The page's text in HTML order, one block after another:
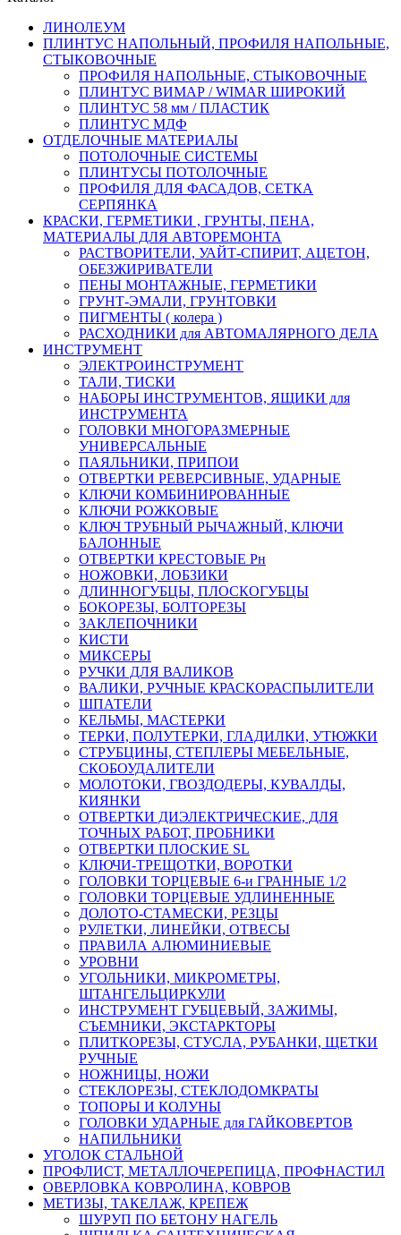
ЛИНОЛЕУМ
ПЛИНТУС НАПОЛЬНЫЙ, ПРОФИЛЯ НАПОЛЬНЫЕ,
СТЫКОВОЧНЫЕ
ПРОФИЛЯ НАПОЛЬНЫЕ, СТЫКОВОЧНЫЕ
ПЛИНТУС ВИМАР / WIMAR ШИРОКИЙ
ПЛИНТУС 58 мм / ПЛАСТИК
ПЛИНТУС МДФ
ОТДЕЛОЧНЫЕ МАТЕРИАЛЫ
ПОТОЛОЧНЫЕ СИСТЕМЫ
ПЛИНТУСЫ ПОТОЛОЧНЫЕ
ПРОФИЛЯ ДЛЯ ФАСАДОВ, СЕТКА
СЕРПЯНКА
КРАСКИ, ГЕРМЕТИКИ , ГРУНТЫ, ПЕНА,
МАТЕРИАЛЫ ДЛЯ АВТОРЕМОНТА
РАСТВОРИТЕЛИ, УАЙТ-СПИРИТ, АЦЕТОН,
ОБЕЗЖИРИВАТЕЛИ
ПЕНЫ МОНТАЖНЫЕ, ГЕРМЕТИКИ
ГРУНТ-ЭМАЛИ, ГРУНТОВКИ
ПИГМЕНТЫ ( колера )
РАСХОДНИКИ для АВТОМАЛЯРНОГО ДЕЛА
ИНСТРУМЕНТ
ЭЛЕКТРОИНСТРУМЕНТ
ТАЛИ, ТИСКИ
НАБОРЫ ИНСТРУМЕНТОВ, ЯЩИКИ для
ИНСТРУМЕНТА
ГОЛОВКИ МНОГОРАЗМЕРНЫЕ
УНИВЕРСАЛЬНЫЕ
ПАЯЛЬНИКИ, ПРИПОИ
ОТВЕРТКИ РЕВЕРСИВНЫЕ, УДАРНЫЕ
КЛЮЧИ КОМБИНИРОВАННЫЕ
КЛЮЧИ РОЖКОВЫЕ
КЛЮЧ ТРУБНЫЙ РЫЧАЖНЫЙ, КЛЮЧИ
БАЛОННЫЕ
ОТВЕРТКИ КРЕСТОВЫЕ Рн
НОЖОВКИ, ЛОБЗИКИ
ДЛИННОГУБЦЫ, ПЛОСКОГУБЦЫ
БОКОРЕЗЫ, БОЛТОРЕЗЫ
ЗАКЛЕПОЧНИКИ
КИСТИ
МИКСЕРЫ
РУЧКИ ДЛЯ ВАЛИКОВ
ВАЛИКИ, РУЧНЫЕ КРАСКОРАСПЫЛИТЕЛИ
ШПАТЕЛИ
КЕЛЬМЫ, МАСТЕРКИ
ТЕРКИ, ПОЛУТЕРКИ, ГЛАДИЛКИ, УТЮЖКИ
СТРУБЦИНЫ, СТЕПЛЕРЫ МЕБЕЛЬНЫЕ,
СКОБОУДАЛИТЕЛИ
МОЛОТОКИ, ГВОЗДОДЕРЫ, КУВАЛДЫ,
КИЯНКИ
ОТВЕРТКИ ДИЭЛЕКТРИЧЕСКИЕ, ДЛЯ
ТОЧНЫХ РАБОТ, ПРОБНИКИ
ОТВЕРТКИ ПЛОСКИЕ SL
КЛЮЧИ-ТРЕЩОТКИ, ВОРОТКИ
ГОЛОВКИ ТОРЦЕВЫЕ 6-и ГРАННЫЕ 1/2
ГОЛОВКИ ТОРЦЕВЫЕ УДЛИНЕННЫЕ
ДОЛОТО-СТАМЕСКИ, РЕЗЦЫ
РУЛЕТКИ, ЛИНЕЙКИ, ОТВЕСЫ
ПРАВИЛА АЛЮМИНИЕВЫЕ
УРОВНИ
УГОЛЬНИКИ, МИКРОМЕТРЫ,
ШТАНГЕЛЬЦИРКУЛИ
ИНСТРУМЕНТ ГУБЦЕВЫЙ, ЗАЖИМЫ,
СЪЕМНИКИ, ЭКСТАРКТОРЫ
ПЛИТКОРЕЗЫ, СТУСЛА, РУБАНКИ, ЩЕТКИ
РУЧНЫЕ
НОЖНИЦЫ, НОЖИ
СТЕКЛОРЕЗЫ, СТЕКЛОДОМКРАТЫ
ТОПОРЫ И КОЛУНЫ
ГОЛОВКИ УДАРНЫЕ для ГАЙКОВЕРТОВ
НАПИЛЬНИКИ
УГОЛОК СТАЛЬНОЙ
ПРОФЛИСТ, МЕТАЛЛОЧЕРЕПИЦА, ПРОФНАСТИЛ
ОВЕРЛОВКА КОВРОЛИНА, КОВРОВ
МЕТИЗЫ, ТАКЕЛАЖ, КРЕПЕЖ
ШУРУП ПО БЕТОНУ НАГЕЛЬ